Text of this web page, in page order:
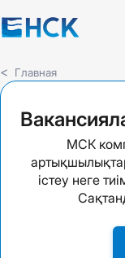
Главная
МСК
істеу неге